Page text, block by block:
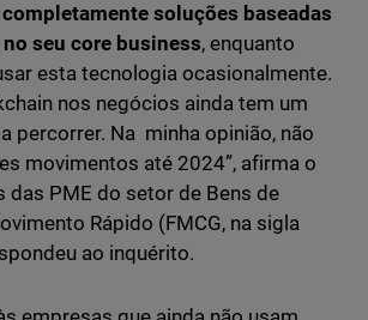
soluções baseadas
seu core business, enquanto
esta tecnologia ocasionalmente.
nos negócios ainda tem um
percorrer. Na minha opinião, não
movimentos até 2024”, afirma o
das PME do setor de Bens de
Rápido (FMCG, na sigla
ao inquérito.